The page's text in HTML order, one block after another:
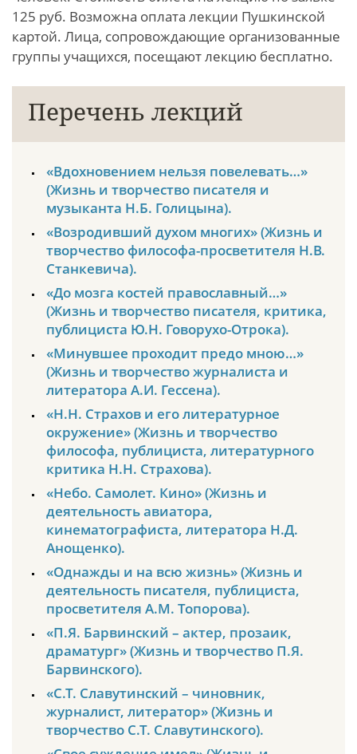
125 руб. Возможна оплата лекции Пушкинской
картой. Лица, сопровождающие организованные
группы учащихся, посещают лекцию бесплатно.
Перечень лекций
«Вдохновением нельзя повелевать…»
(Жизнь и творчество писателя и
музыканта Н.Б. Голицына).
«Возродивший духом многих» (Жизнь и
творчество философа-просветителя Н.В.
Станкевича).
«До мозга костей православный…»
(Жизнь и творчество писателя, критика,
публициста Ю.Н. Говорухо-Отрока).
«Минувшее проходит предо мною…»
(Жизнь и творчество журналиста и
литератора А.И. Гессена).
«Н.Н. Страхов и его литературное
окружение» (Жизнь и творчество
философа, публициста, литературного
критика Н.Н. Страхова).
«Небо. Самолет. Кино» (Жизнь и
деятельность авиатора,
кинематографиста, литератора Н.Д.
Анощенко).
«Однажды и на всю жизнь» (Жизнь и
деятельность писателя, публициста,
просветителя А.М. Топорова).
«П.Я. Барвинский – актер, прозаик,
драматург» (Жизнь и творчество П.Я.
Барвинского).
«С.Т. Славутинский – чиновник,
журналист, литератор» (Жизнь и
творчество С.Т. Славутинского).